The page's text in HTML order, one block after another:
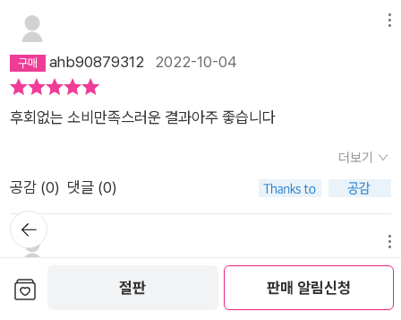
절판 판매 알림신청
ahb90879312 2022-10-04
후회없는 소비만족스러운 결과아주 좋습니다
더보기
공감 (0) 댓글 (0)
곰이네 중고책방
뒤로가
기